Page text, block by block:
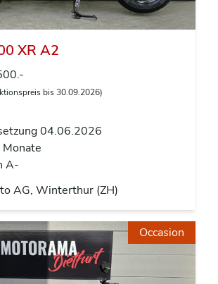
XR A2
bis 30.09.2026)
04.06.2026
A-
AG, Winterthur (ZH)
Occasion